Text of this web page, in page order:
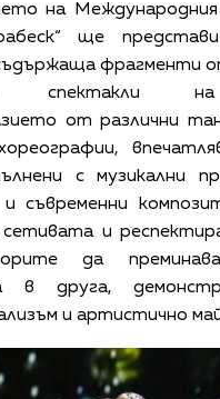
на
ще представи
фрагменти
спектакли
от различни
с музикални
и съвременни
сетивата и
да
в друга,
и артистично